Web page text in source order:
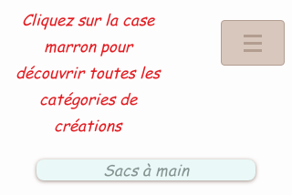
Cliquez sur la case
marron pour
découvrir toutes les
catégories de
créations
Sacs à main